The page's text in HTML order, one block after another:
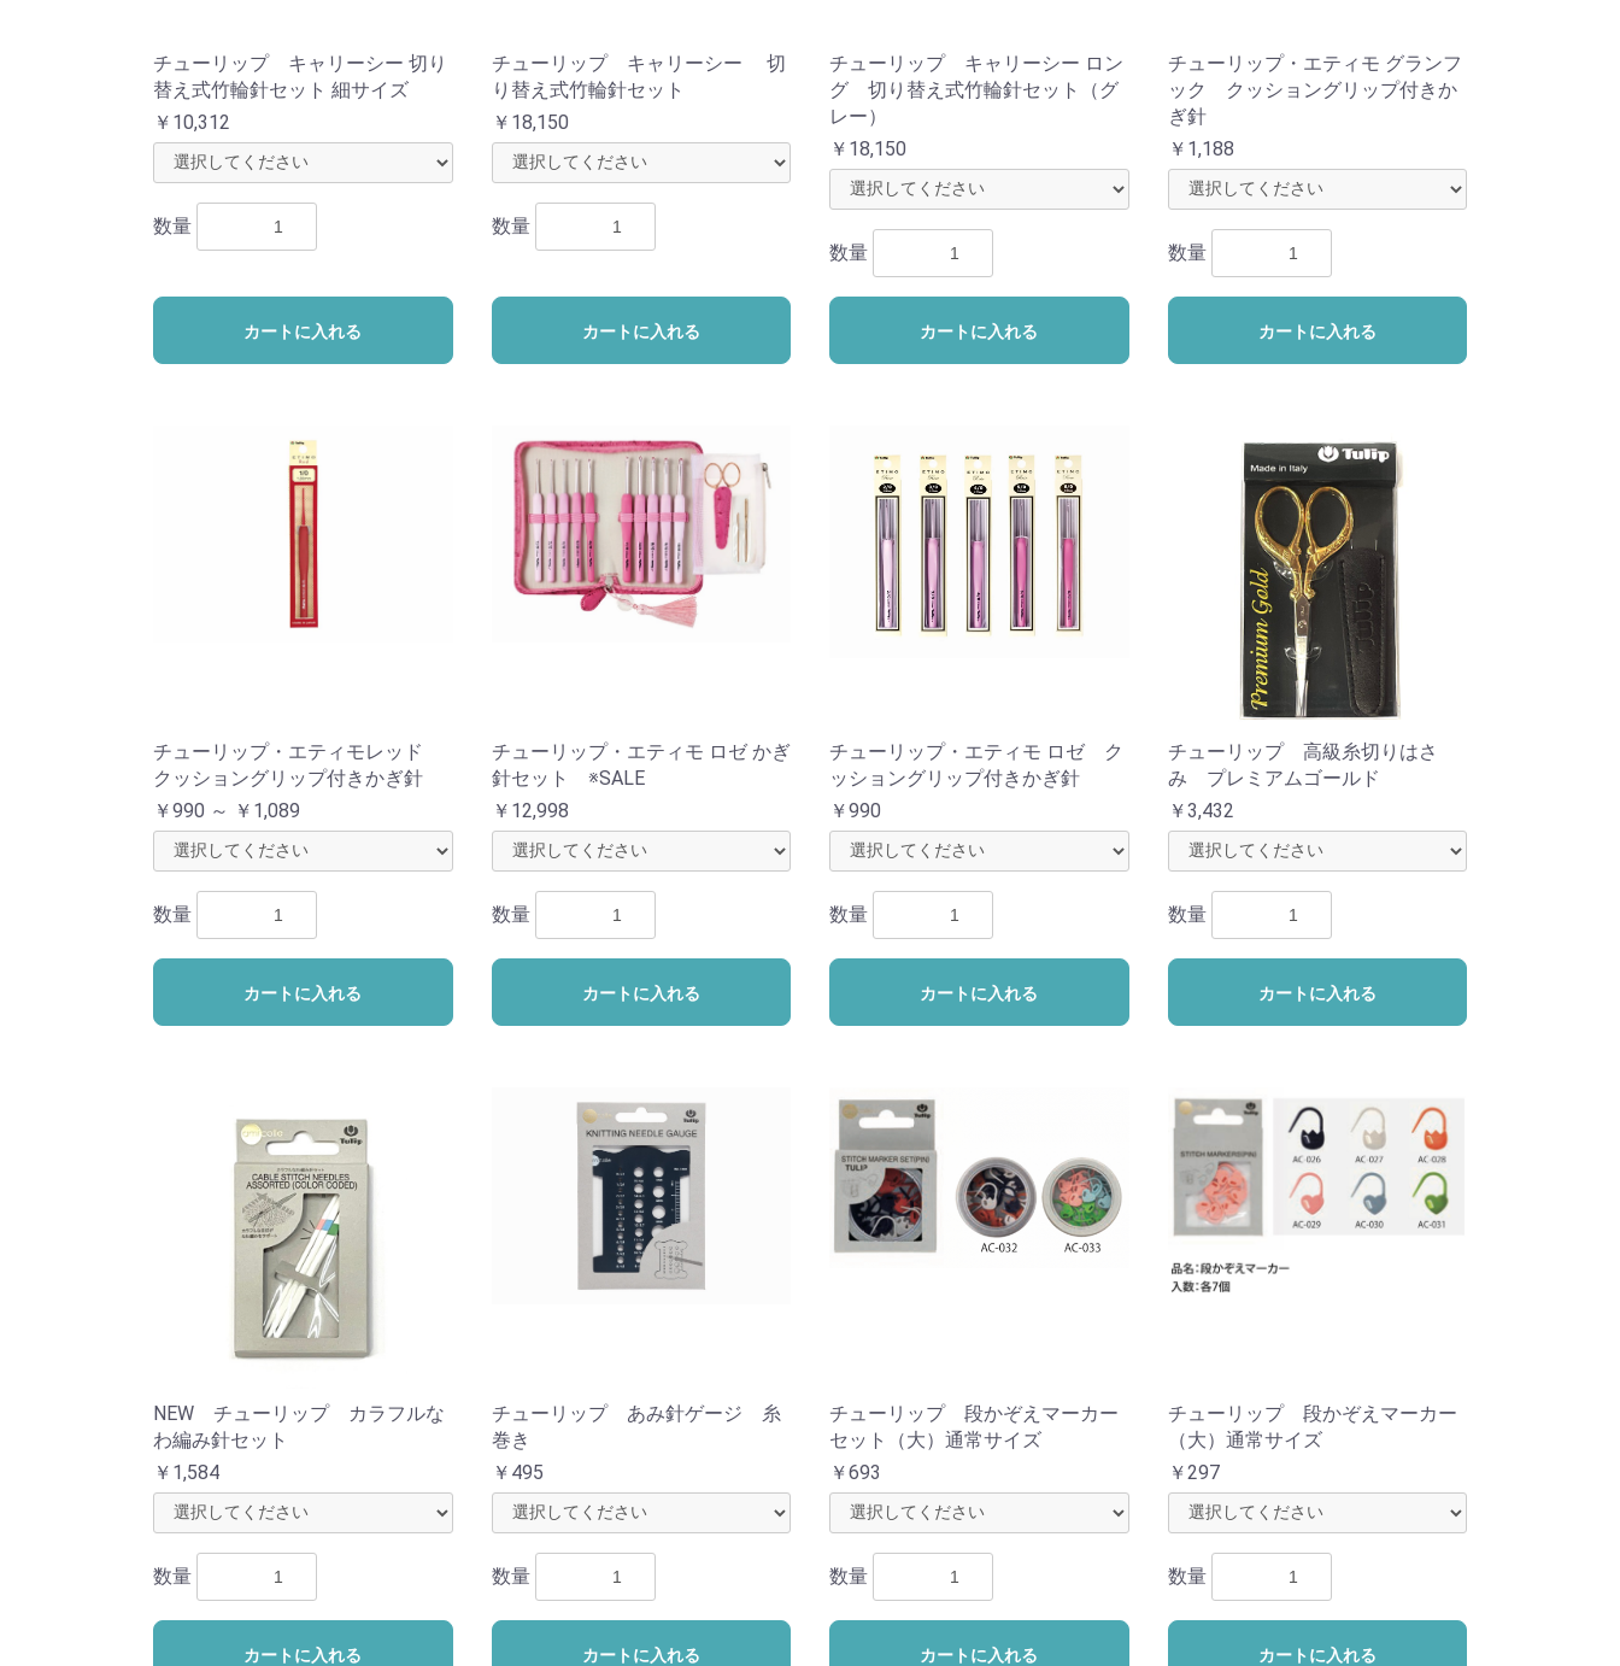
チューリップ キャリーシー 切り
替え式竹輪針セット 細サイズ
￥10,312
数量
カートに入れる
チューリップ キャリーシー 切
り替え式竹輪針セット
￥18,150
数量
カートに入れる
チューリップ キャリーシー ロン
グ 切り替え式竹輪針セット（グ
レー）
￥18,150
数量
カートに入れる
チューリップ・エティモ グランフ
ック クッショングリップ付きか
ぎ針
￥1,188
数量
カートに入れる
チューリップ・エティモレッド
クッショングリップ付きかぎ針
￥990 ～ ￥1,089
数量
カートに入れる
チューリップ・エティモ ロゼ かぎ
針セット ※SALE
￥12,998
数量
カートに入れる
チューリップ・エティモ ロゼ ク
ッショングリップ付きかぎ針
￥990
数量
カートに入れる
チューリップ 高級糸切りはさ
み プレミアムゴールド
￥3,432
数量
カートに入れる
NEW チューリップ カラフルな
わ編み針セット
￥1,584
数量
カートに入れる
チューリップ あみ針ゲージ 糸
巻き
￥495
数量
カートに入れる
チューリップ 段かぞえマーカー
セット（大）通常サイズ
￥693
数量
カートに入れる
チューリップ 段かぞえマーカー
（大）通常サイズ
￥297
数量
カートに入れる